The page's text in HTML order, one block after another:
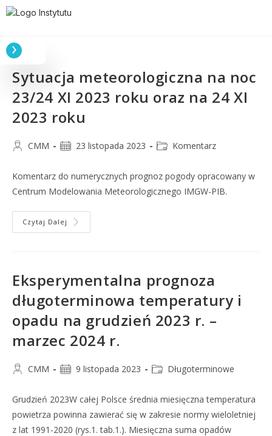
Sytuacja meteorologiczna na noc
23/24 XI 2023 roku oraz na 24 XI
2023 roku
CMM 23 listopada 2023 Komentarz
Komentarz do numerycznych prognoz pogody opracowany w
Centrum Modelowania Meteorologicznego IMGW-PIB.
Czytaj Dalej
Eksperymentalna prognoza
długoterminowa temperatury i
opadu na grudzień 2023 r. –
marzec 2024 r.
CMM 9 listopada 2023 Długoterminowe
Grudzień 2023W całej Polsce średnia miesięczna temperatura
powietrza powinna zawierać się w zakresie normy wieloletniej
z lat 1991-2020 (rys.1. tab.1.). Miesięczna suma opadów